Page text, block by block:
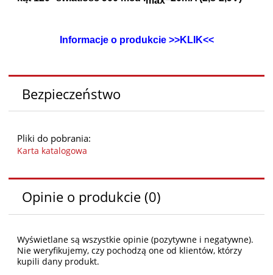
Informacje o produkcie >>KLIK<<
Bezpieczeństwo
Pliki do pobrania:
Karta katalogowa
Opinie o produkcie (0)
Wyświetlane są wszystkie opinie (pozytywne i negatywne).
Nie weryfikujemy, czy pochodzą one od klientów, którzy
kupili dany produkt.